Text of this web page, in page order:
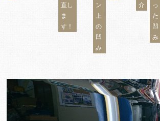
直し
ま
す！
ン
上
の
凹
み
介
っ
た
凹
み